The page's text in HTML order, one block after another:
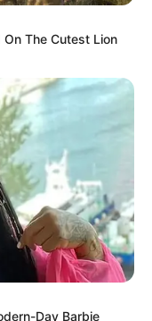
On The Cutest Lion
Day Barbie